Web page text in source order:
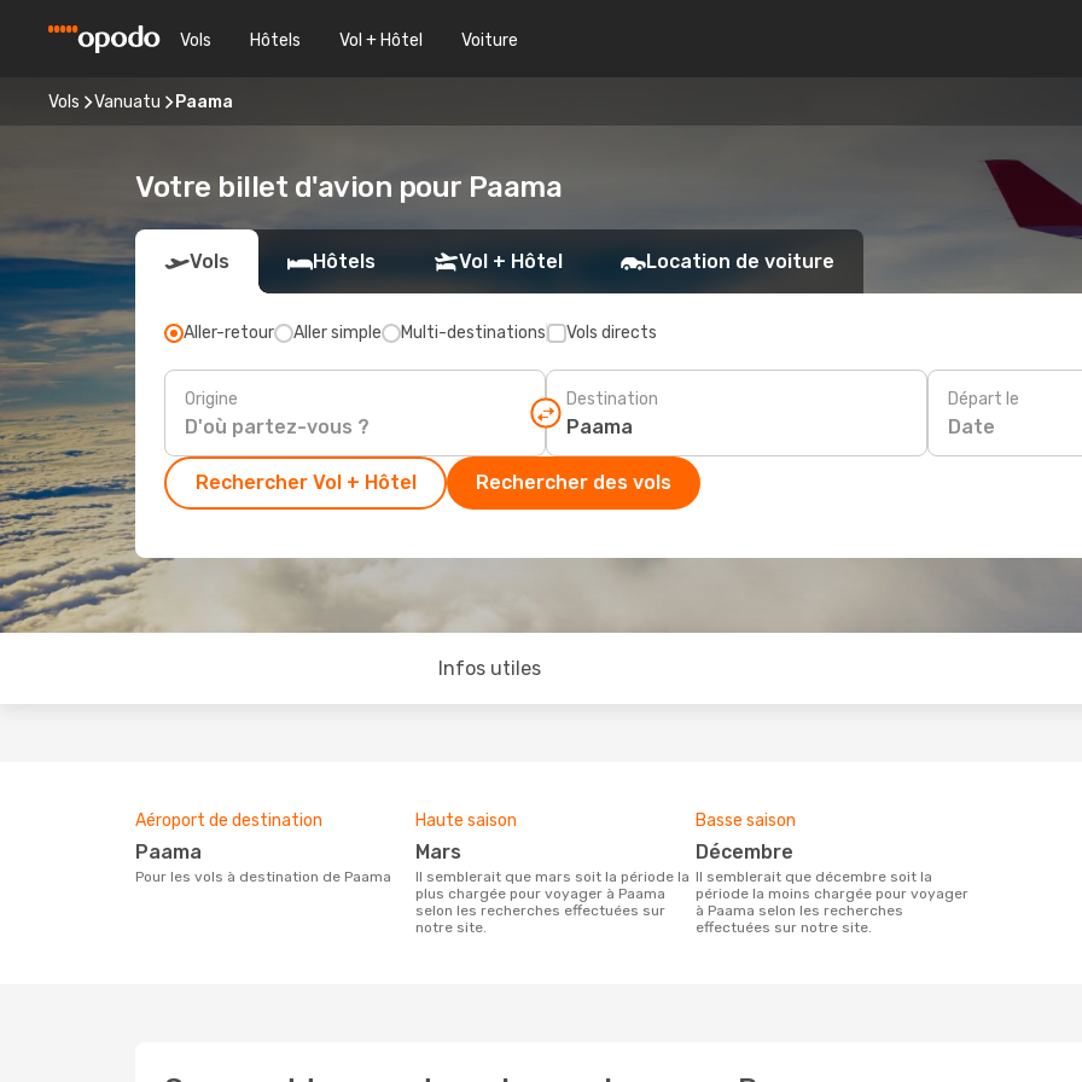
Vols Hôtels Vol + Hôtel Voiture
Vols Vanuatu Paama
Votre billet d'avion pour Paama
Vols Hôtels Vol + Hôtel Location de voiture
Aller-retour Aller simple Multi-destinations Vols directs
Origine Destination Départ le
Date
Rechercher Vol + Hôtel Rechercher des vols
Infos utiles
Aéroport de destination
Paama
Pour les vols à destination de Paama
Haute saison
mars
Il semblerait que mars soit la période la
plus chargée pour voyager à Paama
selon les recherches effectuées sur
notre site.
Basse saison
décembre
Il semblerait que décembre soit la
période la moins chargée pour voyager
à Paama selon les recherches
effectuées sur notre site.